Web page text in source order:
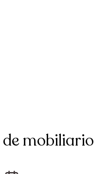
de mobiliario